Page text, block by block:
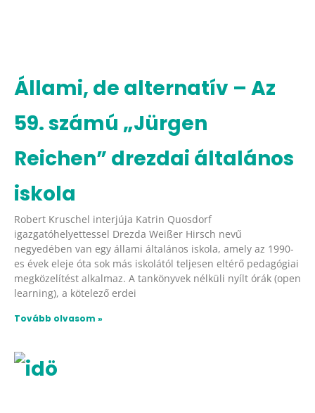
Állami, de alternatív – Az
59. számú „Jürgen
Reichen” drezdai általános
iskola
Robert Kruschel interjúja Katrin Quosdorf
igazgatóhelyettessel Drezda Weißer Hirsch nevű
negyedében van egy állami általános iskola, amely az 1990-
es évek eleje óta sok más iskolától teljesen eltérő pedagógiai
megközelítést alkalmaz. A tankönyvek nélküli nyílt órák (open
learning), a kötelező erdei
Tovább olvasom »